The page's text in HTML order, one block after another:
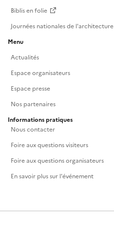
Biblis en folie
Journées nationales de l'architecture
Menu
Actualités
Espace organisateurs
Espace presse
Nos partenaires
Informations pratiques
Nous contacter
Foire aux questions visiteurs
Foire aux questions organisateurs
En savoir plus sur l'événement